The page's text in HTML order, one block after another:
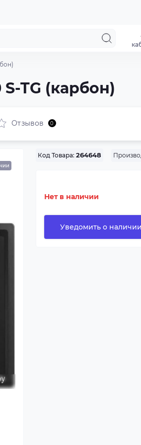
TG (карбон)
Отзывов 0
Код Товара: 264648
Нет в наличии
Уведомить о